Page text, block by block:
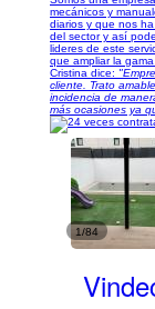
mecánicos y
diarios y que nos
del sector y así
lideres de este
que ampliar la gama
Cristina dice:
cliente. Trato
incidencia de
más ocasiones ya
1/84